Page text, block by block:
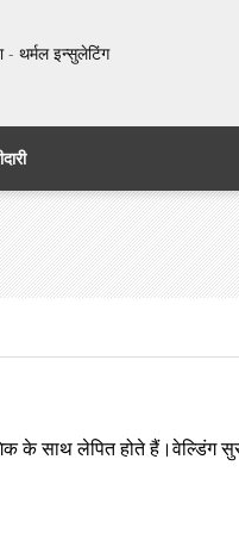
थर्मल इन्सुलेटिंग
लेपित होते हैं।वेल्डिंग